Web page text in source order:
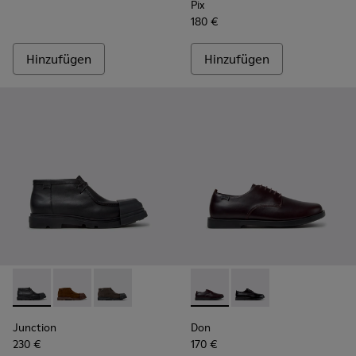
Hinzufügen
Pix
180 €
Hinzufügen
Junction - K300475-004 - Schwarze Lederstiefeletten für
Junction - K300475-005
Junction - K300475-001
Junction
230 €
Don - K101140-003 -
Don - K101140-001 -
Don
170 €